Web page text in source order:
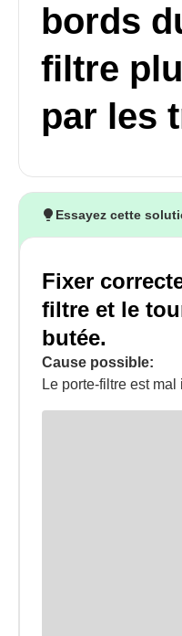
bords
filtre
par les
Essayez cette
Fixer
filtre et le
butée.
Cause possible:
Le porte-filtre est mal